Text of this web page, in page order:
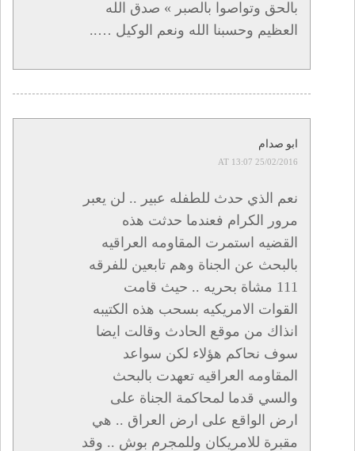
بالحق وتواصوا بالصبر » صدق الله
العظيم وحسبنا الله ونعم الوكيل …..
ابو صدام
25/02/2016 AT 13:07
نعم الذي حدث للطفله عبير .. لن يعبر
مرور الكرام فعندما حدثت هذه
القضيه استمرت المقاومه العراقيه
بالبحث عن الجناة وهم تابعين للفرقه
111 مشاة بحريه .. حيث قامت
القوات الامريكيه بسحب هذه الكتيبه
انذاك من موقع الحادث وقالت ايضا
سوف نحاكم هؤلاء لكن سواعد
المقاومه العراقيه تعهدت بالبحث
والسي قدما لمحاكمة الجناة على
ارض الواقع على ارض العراق .. هي
مقبرة للامريكان وللمجرم بوش .. وقد